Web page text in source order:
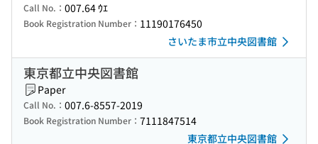
Call No.： 007.64 ｳｴ
Book Registration Number： 11190176450
さいたま市立中央図書館
東京都立中央図書館
Paper
Call No.： 007.6-8557-2019
Book Registration Number： 7111847514
東京都立中央図書館